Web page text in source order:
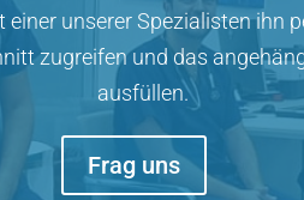
unserer Spezialisten ihn
zugreifen und das
ausfüllen.
Frag uns